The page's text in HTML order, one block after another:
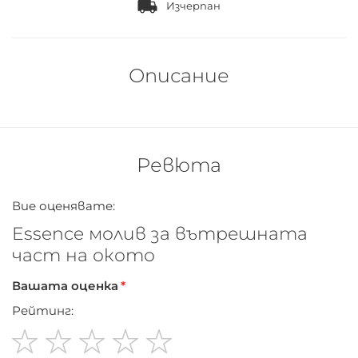
Изчерпан
Описание
Ревюта
Вие оценявате:
Essence молив за вътрешната
част на окото
Вашата оценка
Рейтинг: